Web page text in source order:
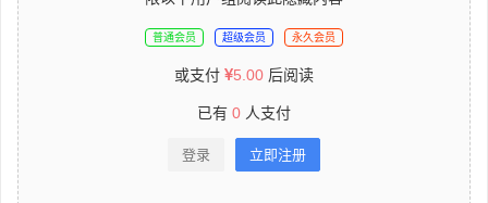
普通会员 超级会员 永久会员
或支付 5.00 后阅读
已有 0 人支付
登录 立即注册